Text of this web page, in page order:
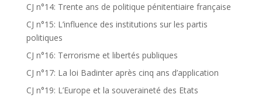
CJ n°14: Trente ans de politique pénitentiaire française
CJ n°15: L’influence des institutions sur les partis
politiques
CJ n°16: Terrorisme et libertés publiques
CJ n°17: La loi Badinter après cinq ans d’application
CJ n°19: L’Europe et la souveraineté des Etats